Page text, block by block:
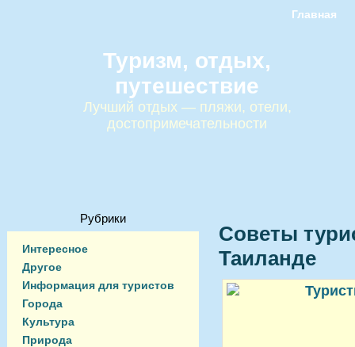
Главная
Туризм, отдых,
путешествие
Лучший отдых — пляжи, отели,
достопримечательности
Рубрики
Интересное
Другое
Информация для туристов
Города
Культура
Природа
Советы
Таиланде